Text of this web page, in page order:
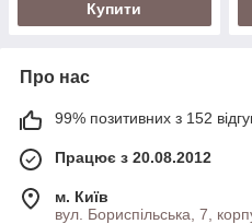
Купити
Про нас
99% позитивних з 152
Працює з 20.08.2012
м. Київ
вул. Бориспільська, 7,